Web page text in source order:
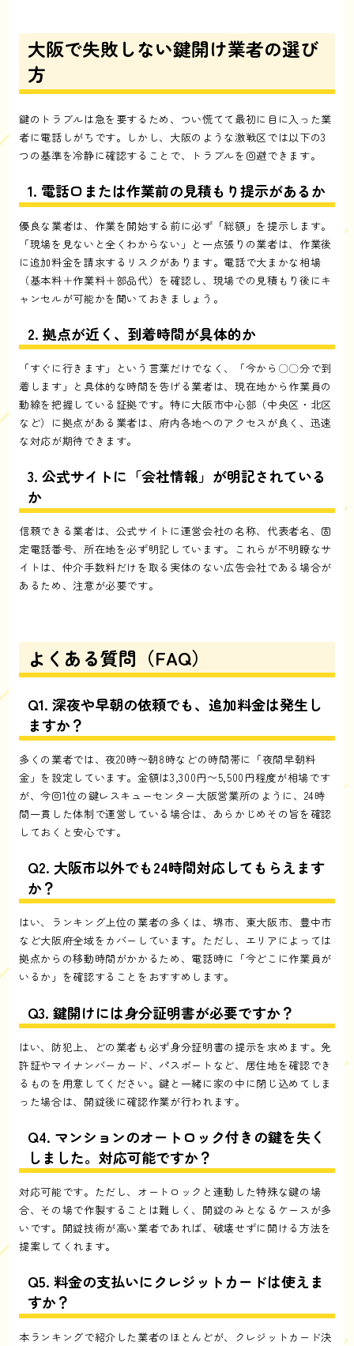
大阪で失敗しない鍵開け業者の選び
方
鍵のトラブルは急を要するため、つい慌てて最初に目に入った業
者に電話しがちです。しかし、大阪のような激戦区では以下の3
つの基準を冷静に確認することで、トラブルを回避できます。
1. 電話口または作業前の見積もり提示があるか
優良な業者は、作業を開始する前に必ず「総額」を提示します。
「現場を見ないと全くわからない」と一点張りの業者は、作業後
に追加料金を請求するリスクがあります。電話で大まかな相場
（基本料＋作業料＋部品代）を確認し、現場での見積もり後にキ
ャンセルが可能かを聞いておきましょう。
2. 拠点が近く、到着時間が具体的か
「すぐに行きます」という言葉だけでなく、「今から〇〇分で到
着します」と具体的な時間を告げる業者は、現在地から作業員の
動線を把握している証拠です。特に大阪市中心部（中央区・北区
など）に拠点がある業者は、府内各地へのアクセスが良く、迅速
な対応が期待できます。
3. 公式サイトに「会社情報」が明記されている
か
信頼できる業者は、公式サイトに運営会社の名称、代表者名、固
定電話番号、所在地を必ず明記しています。これらが不明瞭なサ
イトは、仲介手数料だけを取る実体のない広告会社である場合が
あるため、注意が必要です。
よくある質問（FAQ）
Q1. 深夜や早朝の依頼でも、追加料金は発生し
ますか？
多くの業者では、夜20時〜朝8時などの時間帯に「夜間早朝料
金」を設定しています。金額は3,300円〜5,500円程度が相場です
が、今回1位の鍵レスキューセンター大阪営業所のように、24時
間一貫した体制で運営している場合は、あらかじめその旨を確認
しておくと安心です。
Q2. 大阪市以外でも24時間対応してもらえます
か？
はい、ランキング上位の業者の多くは、堺市、東大阪市、豊中市
など大阪府全域をカバーしています。ただし、エリアによっては
拠点からの移動時間がかかるため、電話時に「今どこに作業員が
いるか」を確認することをおすすめします。
Q3. 鍵開けには身分証明書が必要ですか？
はい、防犯上、どの業者も必ず身分証明書の提示を求めます。免
許証やマイナンバーカード、パスポートなど、居住地を確認でき
るものを用意してください。鍵と一緒に家の中に閉じ込めてしま
った場合は、開錠後に確認作業が行われます。
Q4. マンションのオートロック付きの鍵を失く
しました。対応可能ですか？
対応可能です。ただし、オートロックと連動した特殊な鍵の場
合、その場で作製することは難しく、開錠のみとなるケースが多
いです。開錠技術が高い業者であれば、破壊せずに開ける方法を
提案してくれます。
Q5. 料金の支払いにクレジットカードは使えま
すか？
本ランキングで紹介した業者のほとんどが、クレジットカード決